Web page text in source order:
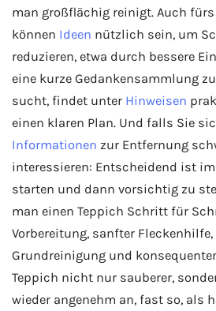
man großflächig reinigt. Auch
können Ideen nützlich sein, um
reduzieren, etwa durch bessere
eine kurze Gedankensammlung
sucht, findet unter Hinweisen
einen klaren Plan. Und falls Sie
Informationen zur Entfernung
interessieren: Entscheidend ist
starten und dann vorsichtig zu
man einen Teppich Schritt für
Vorbereitung, sanfter
Grundreinigung und
Teppich nicht nur sauberer,
wieder angenehm an, fast so, als